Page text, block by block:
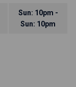
Sun: 10pm -
Sun: 10pm